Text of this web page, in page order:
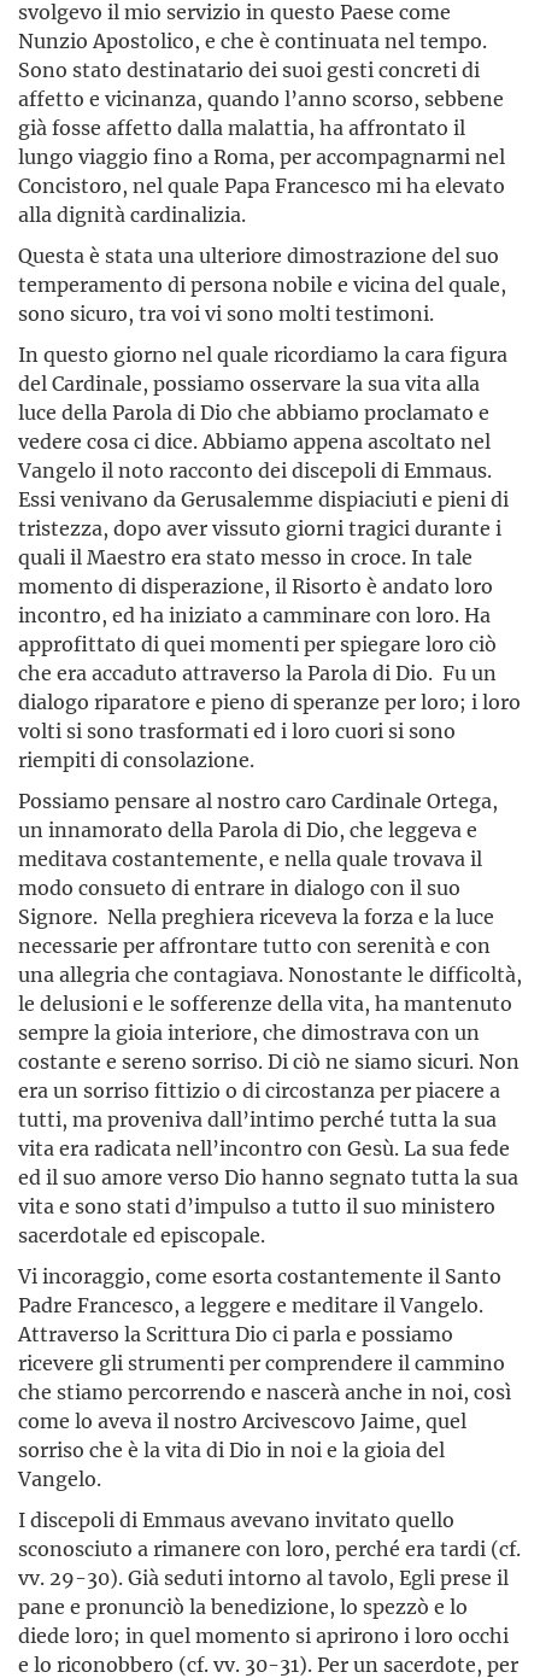
svolgevo il mio servizio in questo Paese come
Nunzio Apostolico, e che è continuata nel tempo.
Sono stato destinatario dei suoi gesti concreti di
affetto e vicinanza, quando l’anno scorso, sebbene
già fosse affetto dalla malattia, ha affrontato il
lungo viaggio fino a Roma, per accompagnarmi nel
Concistoro, nel quale Papa Francesco mi ha elevato
alla dignità cardinalizia.
Questa è stata una ulteriore dimostrazione del suo
temperamento di persona nobile e vicina del quale,
sono sicuro, tra voi vi sono molti testimoni.
In questo giorno nel quale ricordiamo la cara figura
del Cardinale, possiamo osservare la sua vita alla
luce della Parola di Dio che abbiamo proclamato e
vedere cosa ci dice. Abbiamo appena ascoltato nel
Vangelo il noto racconto dei discepoli di Emmaus.
Essi venivano da Gerusalemme dispiaciuti e pieni di
tristezza, dopo aver vissuto giorni tragici durante i
quali il Maestro era stato messo in croce. In tale
momento di disperazione, il Risorto è andato loro
incontro, ed ha iniziato a camminare con loro. Ha
approfittato di quei momenti per spiegare loro ciò
che era accaduto attraverso la Parola di Dio. Fu un
dialogo riparatore e pieno di speranze per loro; i loro
volti si sono trasformati ed i loro cuori si sono
riempiti di consolazione.
Possiamo pensare al nostro caro Cardinale Ortega,
un innamorato della Parola di Dio, che leggeva e
meditava costantemente, e nella quale trovava il
modo consueto di entrare in dialogo con il suo
Signore. Nella preghiera riceveva la forza e la luce
necessarie per affrontare tutto con serenità e con
una allegria che contagiava. Nonostante le difficoltà,
le delusioni e le sofferenze della vita, ha mantenuto
sempre la gioia interiore, che dimostrava con un
costante e sereno sorriso. Di ciò ne siamo sicuri. Non
era un sorriso fittizio o di circostanza per piacere a
tutti, ma proveniva dall’intimo perché tutta la sua
vita era radicata nell’incontro con Gesù. La sua fede
ed il suo amore verso Dio hanno segnato tutta la sua
vita e sono stati d’impulso a tutto il suo ministero
sacerdotale ed episcopale.
Vi incoraggio, come esorta costantemente il Santo
Padre Francesco, a leggere e meditare il Vangelo.
Attraverso la Scrittura Dio ci parla e possiamo
ricevere gli strumenti per comprendere il cammino
che stiamo percorrendo e nascerà anche in noi, così
come lo aveva il nostro Arcivescovo Jaime, quel
sorriso che è la vita di Dio in noi e la gioia del
Vangelo.
I discepoli di Emmaus avevano invitato quello
sconosciuto a rimanere con loro, perché era tardi (cf.
vv. 29-30). Già seduti intorno al tavolo, Egli prese il
pane e pronunciò la benedizione, lo spezzò e lo
diede loro; in quel momento si aprirono i loro occhi
e lo riconobbero (cf. vv. 30-31). Per un sacerdote, per